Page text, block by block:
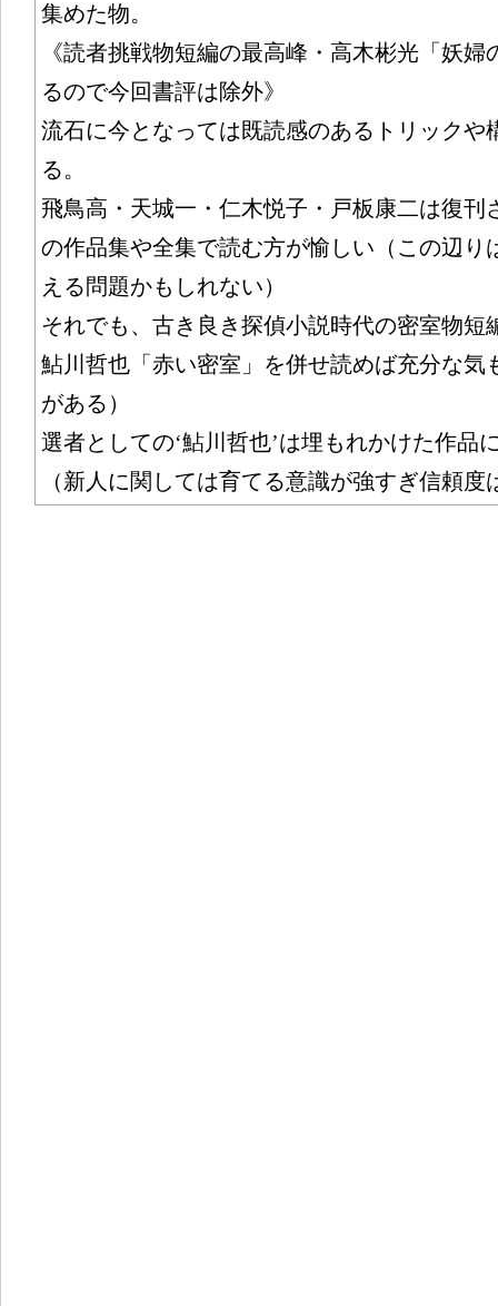
集めた物。
《読者挑戦物短編の最高峰・高木彬光「妖
るので今回書評は除外》
流石に今となっては既読感のあるトリックや
る。
飛鳥高・天城一・仁木悦子・戸板康二は復刊
の作品集や全集で読む方が愉しい（この辺り
える問題かもしれない）
それでも、古き良き探偵小説時代の密室物短
鮎川哲也「赤い密室」を併せ読めば充分な気
がある）
選者としての‘鮎川哲也’は埋もれかけた作品
（新人に関しては育てる意識が強すぎ信頼度